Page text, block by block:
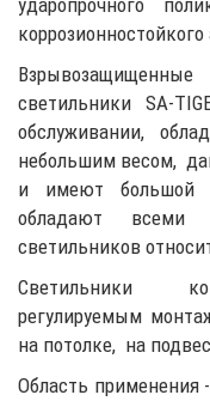
ударопрочного
светильники SA-
обслуживании,
небольшим весом,
и имеют большой
обладают всеми
светильников
Светильники
регулируемым
на потолке, на
Область применения